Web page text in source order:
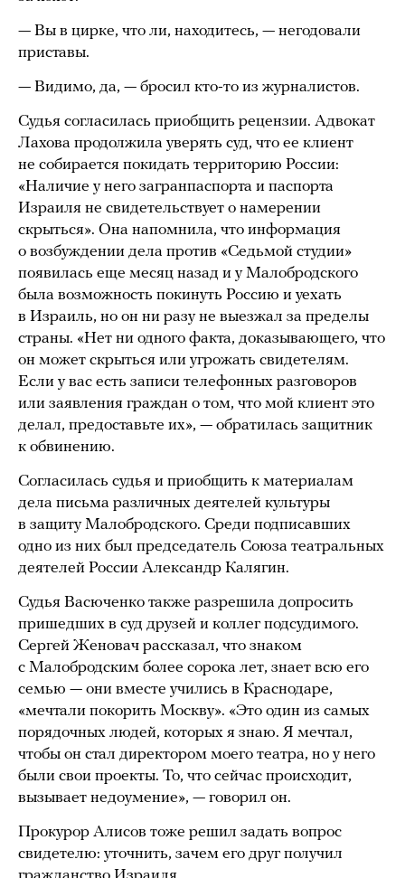
— Вы в цирке, что ли, находитесь, — негодовали
приставы.
— Видимо, да, — бросил кто-то из журналистов.
Судья согласилась приобщить рецензии. Адвокат
Лахова продолжила уверять суд, что ее клиент
не собирается покидать территорию России:
«Наличие у него загранпаспорта и паспорта
Израиля не свидетельствует о намерении
скрыться». Она напомнила, что информация
о возбуждении дела против «Седьмой студии»
появилась еще месяц назад и у Малобродского
была возможность покинуть Россию и уехать
в Израиль, но он ни разу не выезжал за пределы
страны. «Нет ни одного факта, доказывающего, что
он может скрыться или угрожать свидетелям.
Если у вас есть записи телефонных разговоров
или заявления граждан о том, что мой клиент это
делал, предоставьте их», — обратилась защитник
к обвинению.
Согласилась судья и приобщить к материалам
дела письма различных деятелей культуры
в защиту Малобродского. Среди подписавших
одно из них был председатель Союза театральных
деятелей России Александр Калягин.
Судья Васюченко также разрешила допросить
пришедших в суд друзей и коллег подсудимого.
Сергей Женовач рассказал, что знаком
с Малобродским более сорока лет, знает всю его
семью — они вместе учились в Краснодаре,
«мечтали покорить Москву». «Это один из самых
порядочных людей, которых я знаю. Я мечтал,
чтобы он стал директором моего театра, но у него
были свои проекты. То, что сейчас происходит,
вызывает недоумение», — говорил он.
Прокурор Алисов тоже решил задать вопрос
свидетелю: уточнить, зачем его друг получил